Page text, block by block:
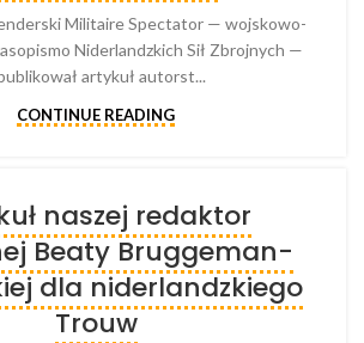
Militaire Spectator — wojskowo-
Niderlandzkich Sił Zbrojnych —
artykuł autorst...
CONTINUE READING
naszej redaktor
Beaty Bruggeman-
dla niderlandzkiego
Trouw